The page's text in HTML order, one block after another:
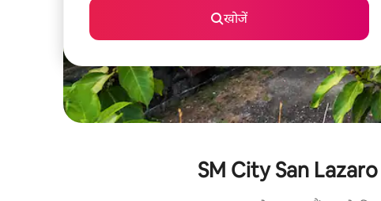
खोजें
SM City San Lazaro